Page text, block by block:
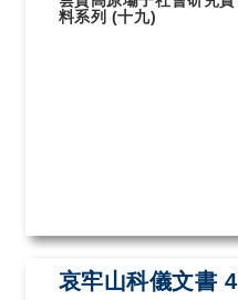
料系列 (十九)
哀牢山科儀文書 4